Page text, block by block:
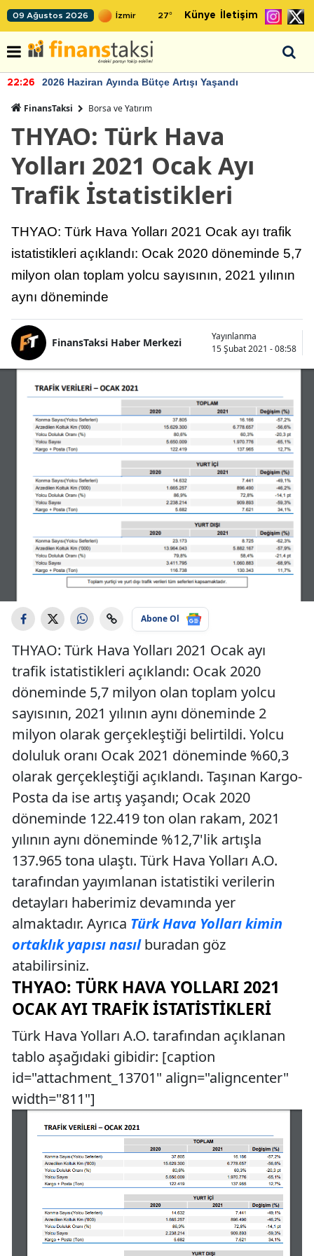
09 Ağustos 2026 27° Künye İletişim
22:26 2026 Haziran Ayında Bütçe Artışı Yaşandı
FinansTaksi Borsa ve Yatırım
THYAO: Türk Hava
Yolları 2021 Ocak Ayı
Trafik İstatistikleri
THYAO: Türk Hava Yolları 2021 Ocak ayı trafik
istatistikleri açıklandı: Ocak 2020 döneminde 5,7
milyon olan toplam yolcu sayısının, 2021 yılının
aynı döneminde
FinansTaksi Haber Merkezi
Yayınlanma
15 Şubat 2021 - 08:58
Abone Ol
THYAO: Türk Hava Yolları 2021 Ocak ayı
trafik istatistikleri açıklandı: Ocak 2020
döneminde 5,7 milyon olan toplam yolcu
sayısının, 2021 yılının aynı döneminde 2
milyon olarak gerçekleştiği belirtildi. Yolcu
doluluk oranı Ocak 2021 döneminde %60,3
olarak gerçekleştiği açıklandı. Taşınan Kargo-
Posta da ise artış yaşandı; Ocak 2020
döneminde 122.419 ton olan rakam, 2021
yılının aynı döneminde %12,7'lik artışla
137.965 tona ulaştı. Türk Hava Yolları A.O.
tarafından yayımlanan istatistiki verilerin
detayları haberimiz devamında yer
almaktadır. Ayrıca Türk Hava Yolları kimin
ortaklık yapısı nasıl buradan göz
atabilirsiniz.
THYAO: TÜRK HAVA YOLLARI 2021
OCAK AYI TRAFIK İSTATISTIKLERI
Türk Hava Yolları A.O. tarafından açıklanan
tablo aşağıdaki gibidir: [caption
id="attachment_13701" align="aligncenter"
width="811"]